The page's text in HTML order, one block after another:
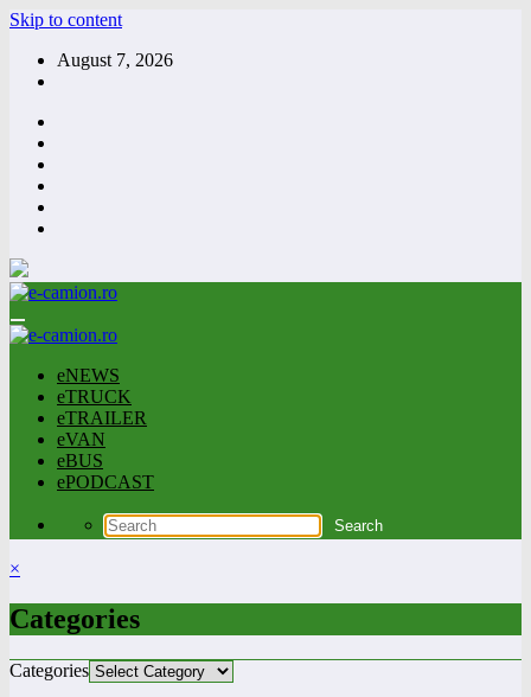
Skip to content
August 7, 2026
eNEWS
eTRUCK
eTRAILER
eVAN
eBUS
ePODCAST
×
Categories
Categories